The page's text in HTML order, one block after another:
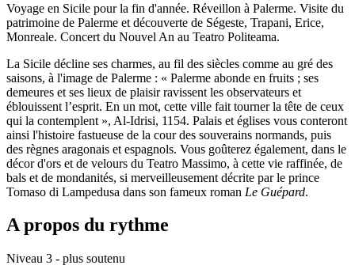
Voyage en Sicile pour la fin d'année. Réveillon à Palerme. Visite du
patrimoine de Palerme et découverte de Ségeste, Trapani, Erice,
Monreale. Concert du Nouvel An au Teatro Politeama.
La Sicile décline ses charmes, au fil des siècles comme au gré des
saisons, à l'image de Palerme : « Palerme abonde en fruits ; ses
demeures et ses lieux de plaisir ravissent les observateurs et
éblouissent l’esprit. En un mot, cette ville fait tourner la tête de ceux
qui la contemplent », Al-Idrisi, 1154. Palais et églises vous conteront
ainsi l'histoire fastueuse de la cour des souverains normands, puis
des règnes aragonais et espagnols. Vous goûterez également, dans le
décor d'ors et de velours du Teatro Massimo, à cette vie raffinée, de
bals et de mondanités, si merveilleusement décrite par le prince
Tomaso di Lampedusa dans son fameux roman Le Guépard.
A propos du rythme
Niveau 3 - plus soutenu